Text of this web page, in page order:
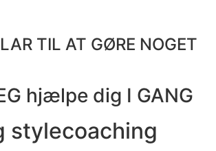
TIL AT GØRE NOGET
hjælpe dig I GANG
stylecoaching